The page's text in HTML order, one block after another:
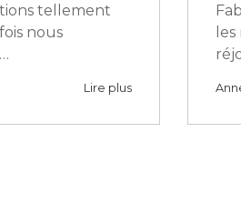
tellement
nous
Lire plus